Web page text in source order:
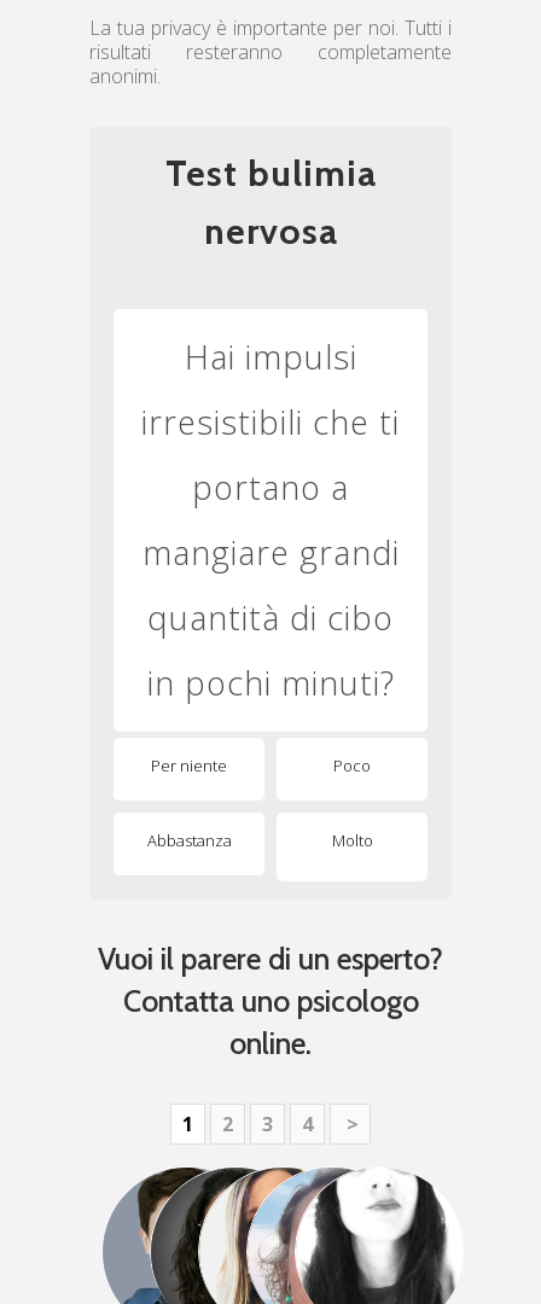
La tua privacy è importante per noi. Tutti i
risultati resteranno completamente
anonimi.
Test bulimia
nervosa
Hai impulsi
irresistibili che ti
portano a
mangiare grandi
quantità di cibo
in pochi minuti?
Per niente Poco
Abbastanza Molto
Vuoi il parere di un esperto?
Contatta uno psicologo
online.
1 2 3 4 >